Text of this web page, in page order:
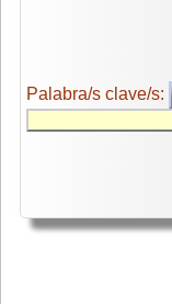
Palabra/s clave/s: